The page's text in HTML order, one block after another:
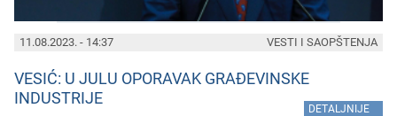
11.08.2023. - 14:37
VESIĆ: U JULU OPORAVAK GRAĐEVINSKE
INDUSTRIJE
DETALJNIJE
VESTI I SAOPŠTENJA